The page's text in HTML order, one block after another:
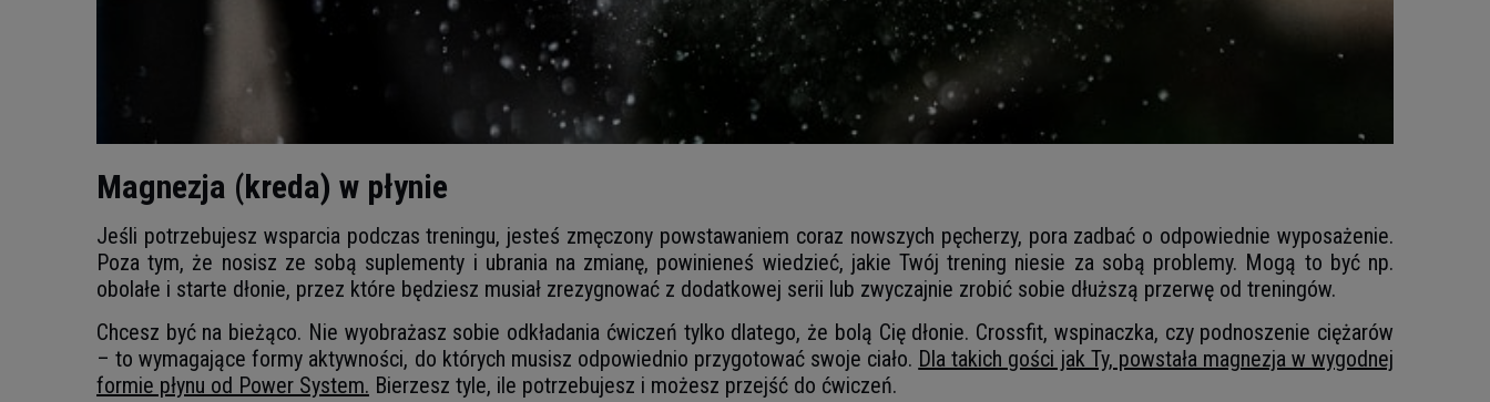
Magnezja (kreda) w płynie
Jeśli potrzebujesz wsparcia podczas treningu, jesteś zmęczony powstawaniem coraz nowszych pęcherzy, pora zadbać o odpowiednie wyposażenie.
Poza tym, że nosisz ze sobą suplementy i ubrania na zmianę, powinieneś wiedzieć, jakie Twój trening niesie za sobą problemy. Mogą to być np.
obolałe i starte dłonie, przez które będziesz musiał zrezygnować z dodatkowej serii lub zwyczajnie zrobić sobie dłuższą przerwę od treningów.
Chcesz być na bieżąco. Nie wyobrażasz sobie odkładania ćwiczeń tylko dlatego, że bolą Cię dłonie. Crossfit, wspinaczka, czy podnoszenie ciężarów
– to wymagające formy aktywności, do których musisz odpowiednio przygotować swoje ciało. Dla takich gości jak Ty, powstała magnezja w wygodnej
formie płynu od Power System. Bierzesz tyle, ile potrzebujesz i możesz przejść do ćwiczeń.